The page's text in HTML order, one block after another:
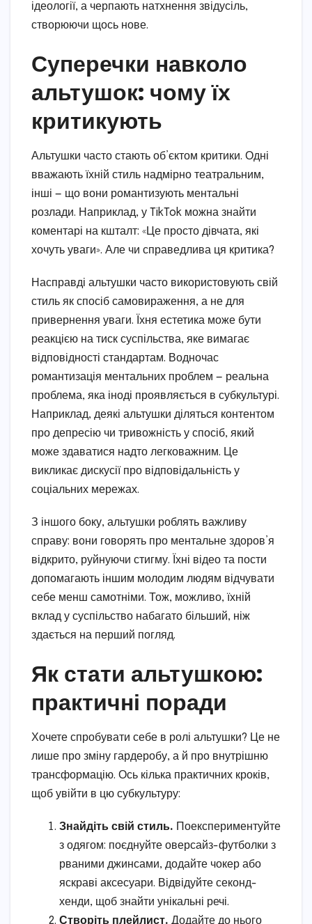
ідеології, а черпають натхнення звідусіль,
створюючи щось нове.
Суперечки навколо
альтушок: чому їх
критикують
Альтушки часто стають об’єктом критики. Одні
вважають їхній стиль надмірно театральним,
інші — що вони романтизують ментальні
розлади. Наприклад, у TikTok можна знайти
коментарі на кшталт: «Це просто дівчата, які
хочуть уваги». Але чи справедлива ця критика?
Насправді альтушки часто використовують свій
стиль як спосіб самовираження, а не для
привернення уваги. Їхня естетика може бути
реакцією на тиск суспільства, яке вимагає
відповідності стандартам. Водночас
романтизація ментальних проблем — реальна
проблема, яка іноді проявляється в субкультурі.
Наприклад, деякі альтушки діляться контентом
про депресію чи тривожність у спосіб, який
може здаватися надто легковажним. Це
викликає дискусії про відповідальність у
соціальних мережах.
З іншого боку, альтушки роблять важливу
справу: вони говорять про ментальне здоров’я
відкрито, руйнуючи стигму. Їхні відео та пости
допомагають іншим молодим людям відчувати
себе менш самотніми. Тож, можливо, їхній
вклад у суспільство набагато більший, ніж
здається на перший погляд.
Як стати альтушкою:
практичні поради
Хочете спробувати себе в ролі альтушки? Це не
лише про зміну гардеробу, а й про внутрішню
трансформацію. Ось кілька практичних кроків,
щоб увійти в цю субкультуру:
Знайдіть свій стиль. Поекспериментуйте
з одягом: поєднуйте оверсайз-футболки з
рваними джинсами, додайте чокер або
яскраві аксесуари. Відвідуйте секонд-
хенди, щоб знайти унікальні речі.
Створіть плейлист. Додайте до нього